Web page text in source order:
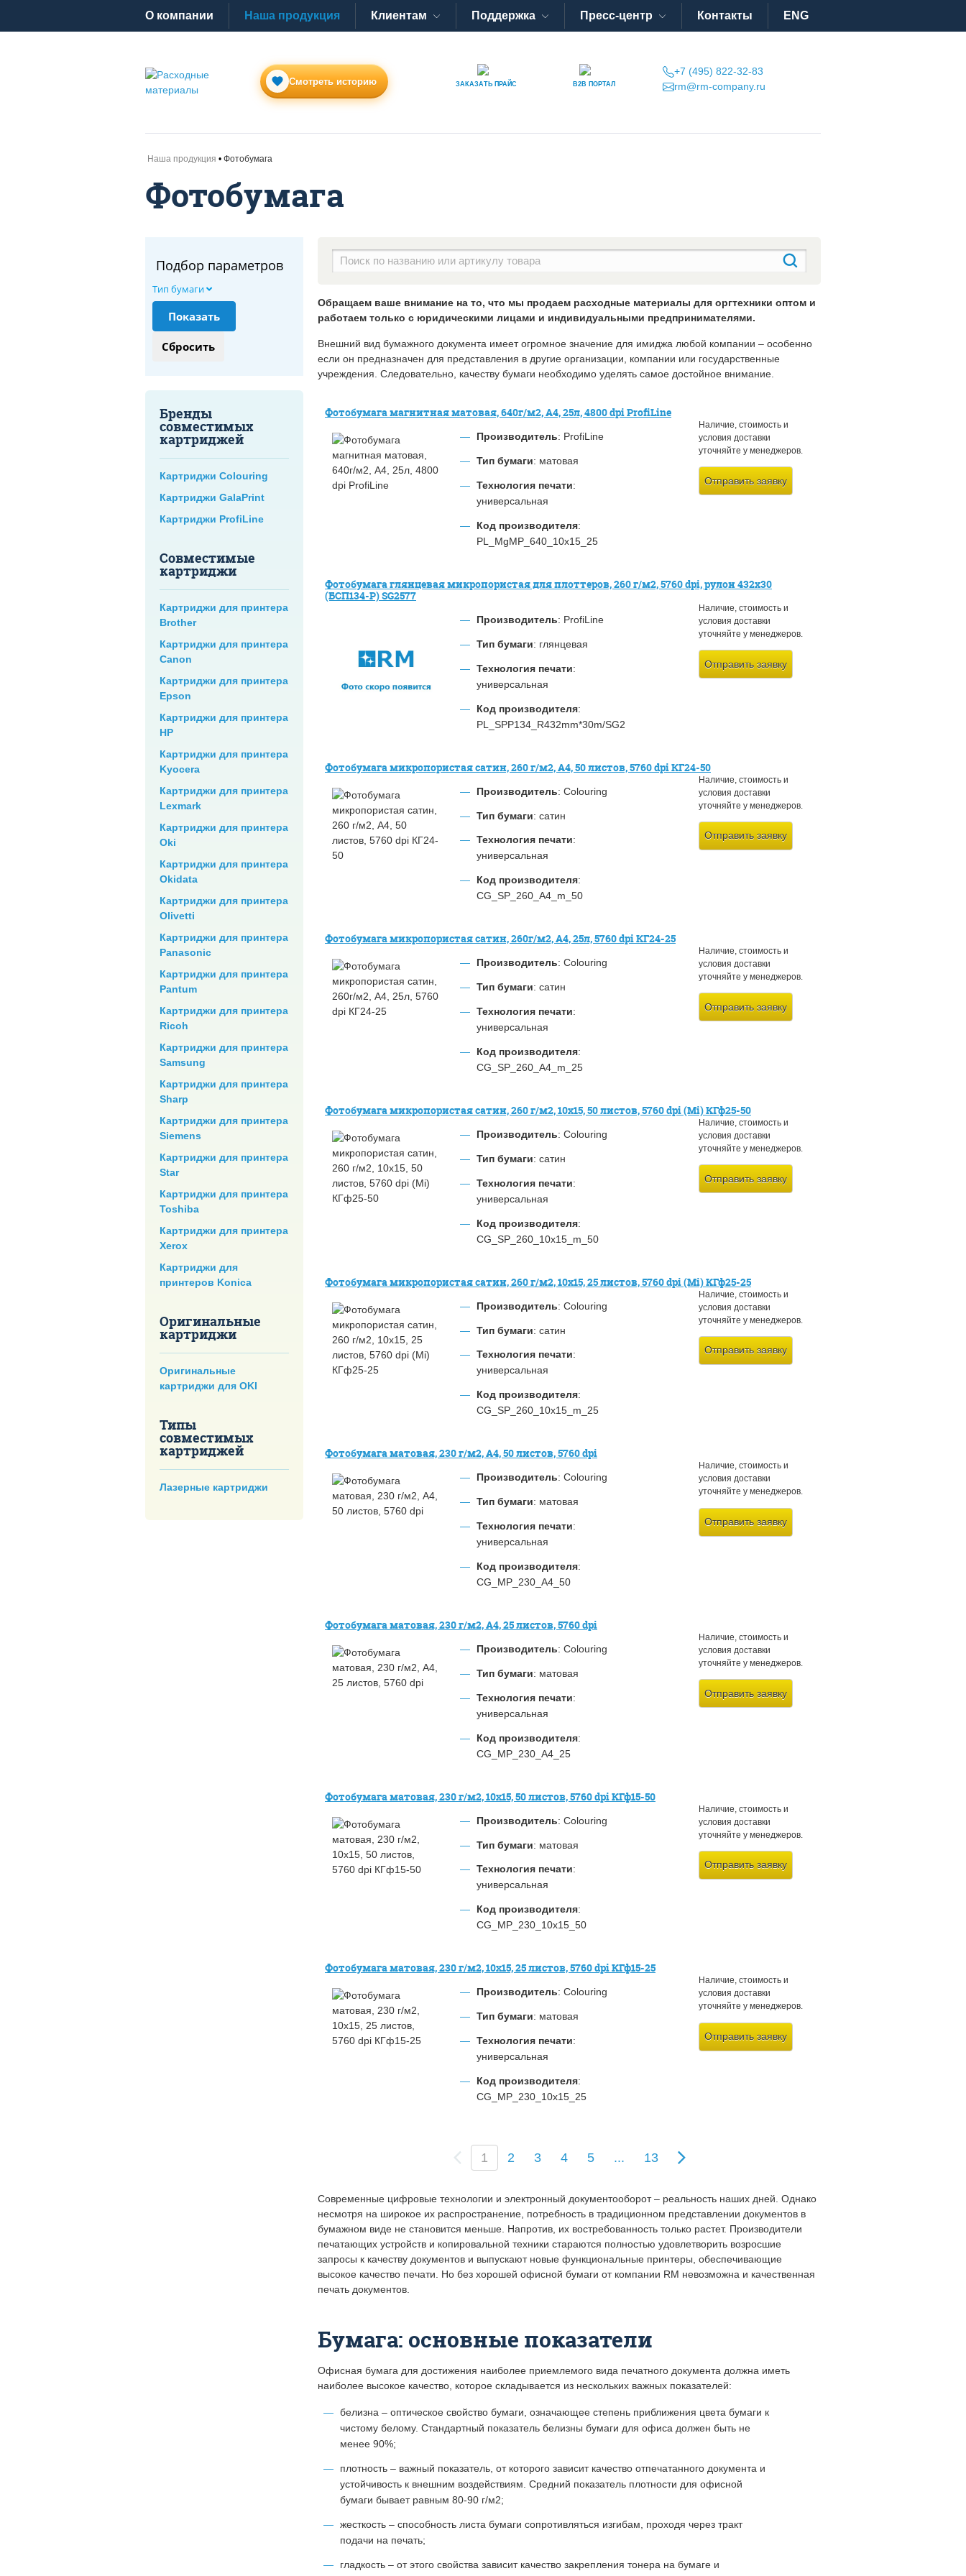
O компании Наша продукция Клиентам Поддержка Пресс-центр Контакты ENG
Смотреть историю ЗАКАЗАТЬ ПРАЙС B2B ПОРТАЛ
+7 (495) 822-32-83
rm@rm-company.ru
Наша продукция Фотобумага
Фотобумага
Подбор параметров
Тип бумаги
Бренды
совместимых
картриджей
Картриджи Colouring
Картриджи GalaPrint
Картриджи ProfiLine
Совместимые
картриджи
Картриджи для принтера
Brother
Картриджи для принтера
Canon
Картриджи для принтера
Epson
Картриджи для принтера
HP
Картриджи для принтера
Kyocera
Картриджи для принтера
Lexmark
Картриджи для принтера
Oki
Картриджи для принтера
Okidata
Картриджи для принтера
Olivetti
Картриджи для принтера
Panasonic
Картриджи для принтера
Pantum
Картриджи для принтера
Ricoh
Картриджи для принтера
Samsung
Картриджи для принтера
Sharp
Картриджи для принтера
Siemens
Картриджи для принтера
Star
Картриджи для принтера
Toshiba
Картриджи для принтера
Xerox
Картриджи для
принтеров Konica
Оригинальные
картриджи
Оригинальные
картриджи для OKI
Типы
совместимых
картриджей
Лазерные картриджи
Обращаем ваше внимание на то, что мы продаем расходные материалы для оргтехники оптом и
работаем только с юридическими лицами и индивидуальными предпринимателями.
Внешний вид бумажного документа имеет огромное значение для имиджа любой компании – особенно
если он предназначен для представления в другие организации, компании или государственные
учреждения. Следовательно, качеству бумаги необходимо уделять самое достойное внимание.
Фотобумага магнитная матовая, 640г/м2, А4, 25л, 4800 dpi ProfiLine
Производитель: ProfiLine
Тип бумаги: матовая
Технология печати:
универсальная
Код производителя:
PL_MgMP_640_10x15_25
Наличие, стоимость и
условия доставки
уточняйте у менеджеров.
Отправить заявку
Фотобумага глянцевая микропористая для плоттеров, 260 г/м2, 5760 dpi, рулон 432х30
(БСП134-Р) SG2577
Производитель: ProfiLine
Тип бумаги: глянцевая
Технология печати:
универсальная
Код производителя:
PL_SPP134_R432mm*30m/SG2
Наличие, стоимость и
условия доставки
уточняйте у менеджеров.
Отправить заявку
Фотобумага микропористая сатин, 260 г/м2, А4, 50 листов, 5760 dpi КГ24-50
Производитель: Colouring
Тип бумаги: сатин
Технология печати:
универсальная
Код производителя:
CG_SP_260_A4_m_50
Наличие, стоимость и
условия доставки
уточняйте у менеджеров.
Отправить заявку
Фотобумага микропористая сатин, 260г/м2, А4, 25л, 5760 dpi КГ24-25
Производитель: Colouring
Тип бумаги: сатин
Технология печати:
универсальная
Код производителя:
CG_SP_260_A4_m_25
Наличие, стоимость и
условия доставки
уточняйте у менеджеров.
Отправить заявку
Фотобумага микропористая сатин, 260 г/м2, 10х15, 50 листов, 5760 dpi (Mi) КГф25-50
Производитель: Colouring
Тип бумаги: сатин
Технология печати:
универсальная
Код производителя:
CG_SP_260_10x15_m_50
Наличие, стоимость и
условия доставки
уточняйте у менеджеров.
Отправить заявку
Фотобумага микропористая сатин, 260 г/м2, 10х15, 25 листов, 5760 dpi (Mi) КГф25-25
Производитель: Colouring
Тип бумаги: сатин
Технология печати:
универсальная
Код производителя:
CG_SP_260_10x15_m_25
Наличие, стоимость и
условия доставки
уточняйте у менеджеров.
Отправить заявку
Фотобумага матовая, 230 г/м2, А4, 50 листов, 5760 dpi
Производитель: Colouring
Тип бумаги: матовая
Технология печати:
универсальная
Код производителя:
CG_MP_230_A4_50
Наличие, стоимость и
условия доставки
уточняйте у менеджеров.
Отправить заявку
Фотобумага матовая, 230 г/м2, А4, 25 листов, 5760 dpi
Производитель: Colouring
Тип бумаги: матовая
Технология печати:
универсальная
Код производителя:
CG_MP_230_A4_25
Наличие, стоимость и
условия доставки
уточняйте у менеджеров.
Отправить заявку
Фотобумага матовая, 230 г/м2, 10х15, 50 листов, 5760 dpi КГф15-50
Производитель: Colouring
Тип бумаги: матовая
Технология печати:
универсальная
Код производителя:
CG_MP_230_10x15_50
Наличие, стоимость и
условия доставки
уточняйте у менеджеров.
Отправить заявку
Фотобумага матовая, 230 г/м2, 10х15, 25 листов, 5760 dpi КГф15-25
Производитель: Colouring
Тип бумаги: матовая
Технология печати:
универсальная
Код производителя:
CG_MP_230_10x15_25
Наличие, стоимость и
условия доставки
уточняйте у менеджеров.
Отправить заявку
1(
c
r
r
e
n
t
)
2 3 4 5 ... 13
Современные цифровые технологии и электронный документооборот – реальность наших дней. Однако
несмотря на широкое их распространение, потребность в традиционном представлении документов в
бумажном виде не становится меньше. Напротив, их востребованность только растет. Производители
печатающих устройств и копировальной техники стараются полностью удовлетворить возросшие
запросы к качеству документов и выпускают новые функциональные принтеры, обеспечивающие
высокое качество печати. Но без хорошей офисной бумаги от компании RM невозможна и качественная
печать документов.
Бумага: основные показатели
Офисная бумага для достижения наиболее приемлемого вида печатного документа должна иметь
наиболее высокое качество, которое складывается из нескольких важных показателей:
белизна – оптическое свойство бумаги, означающее степень приближения цвета бумаги к
чистому белому. Стандартный показатель белизны бумаги для офиса должен быть не
менее 90%;
плотность – важный показатель, от которого зависит качество отпечатанного документа и
устойчивость к внешним воздействиям. Средний показатель плотности для офисной
бумаги бывает равным 80-90 г/м2;
жесткость – способность листа бумаги сопротивляться изгибам, проходя через тракт
подачи на печать;
гладкость – от этого свойства зависит качество закрепления тонера на бумаге и